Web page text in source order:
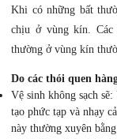
Khi có những bất
chịu ở vùng kín. Các
thường ở vùng kín
Do các thói quen
Vệ sinh không sạch
tạo phức tạp và nhạy
này thường xuyên